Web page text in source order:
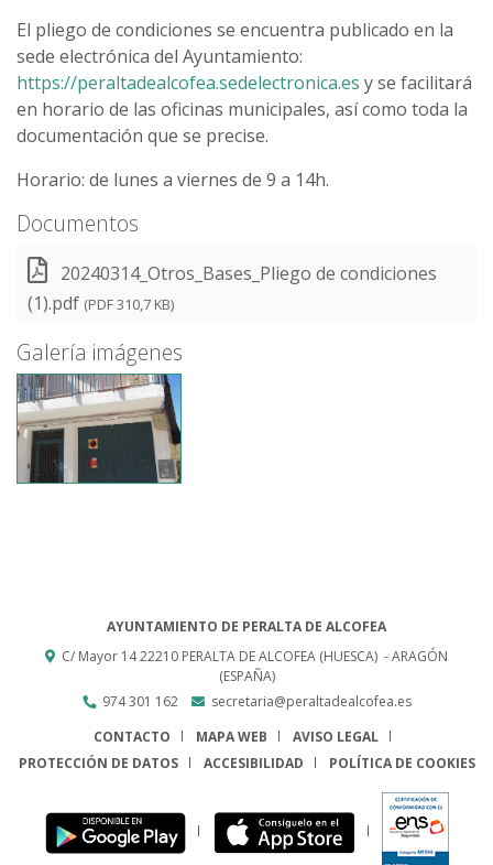
El pliego de condiciones se encuentra publicado en la
sede electrónica del Ayuntamiento:
https://peraltadealcofea.sedelectronica.es y se facilitará
en horario de las oficinas municipales, así como toda la
documentación que se precise.
Horario: de lunes a viernes de 9 a 14h.
Documentos
20240314_Otros_Bases_Pliego de condiciones
(1).pdf (PDF 310,7 KB)
Galería imágenes
AYUNTAMIENTO DE PERALTA DE ALCOFEA
C/ Mayor 1422210 PERALTA DE ALCOFEA (HUESCA) - ARAGÓN
(ESPAÑA)
974 301 162
secretaria@peraltadealcofea.es
CONTACTO
MAPA WEB
AVISO LEGAL
PROTECCIÓN DE DATOS
ACCESIBILIDAD POLÍTICA DE COOKIES